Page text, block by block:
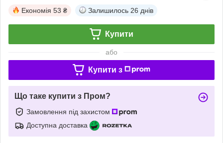
Економія 53 ₴ Залишилось 26 днів
Купити
або
Купити з
Що таке купити з Пром?
Замовлення під захистом
Доступна доставка